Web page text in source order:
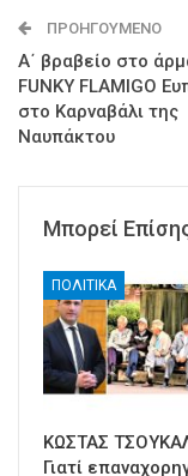
ΠΡΟΗΓΟΎΜΕΝΟ
Α΄ βραβείο στο
FUNΚY FLAMIGO
στο Καρναβάλι της
Ναυπάκτου
Μπορεί
ΠΟΛΙΤΙΚΑ
ΚΩΣΤΑΣ
Γιατί